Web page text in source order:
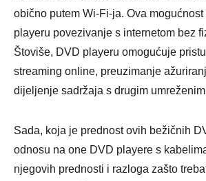
obično putem Wi-Fi-ja. Ova
playeru povezivanje s internetom bez
Štoviše, DVD playeru omogućuje
streaming online, preuzimanje
dijeljenje sadržaja s drugim
Sada, koja je prednost ovih bežičnih
odnosu na one DVD playere s
njegovih prednosti i razloga zašto